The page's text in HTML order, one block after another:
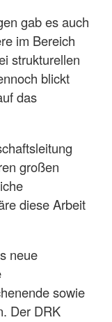
gab es auch
im Bereich
strukturellen
blickt
das
großen
diese Arbeit
neue
sowie
Der DRK